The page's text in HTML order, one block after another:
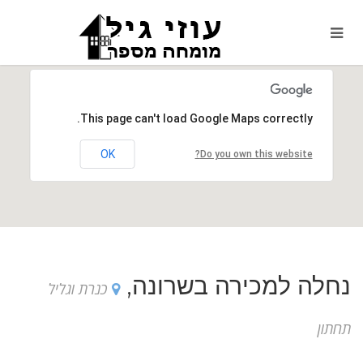
This page can't load Google Maps correctly.
Do you own this website?
OK
נחלה למכירה בשרונה, כנרת וגליל
תחתון